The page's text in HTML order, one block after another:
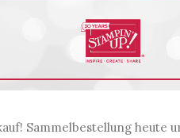
Sammelbestellung heute